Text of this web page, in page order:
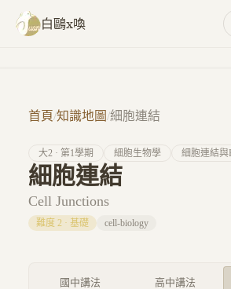
跳至主要內容
白鷗x喚
首頁/知識地圖/細胞連結
大2 · 第1學期 細胞生物學 細胞連結與
細胞連結
Cell Junctions
難度 2 · 基礎 cell-biology
國中講法 高中講法